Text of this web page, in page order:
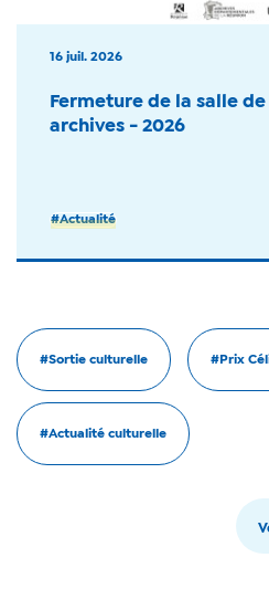
16 juil. 2026
Fermeture de la salle
archives - 2026
#Actualité
#Sortie culturelle #Prix
#Actualité culturelle